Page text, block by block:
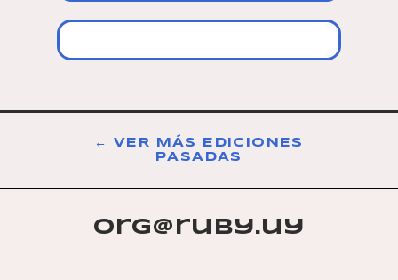
← VER MÁS EDICIONES
PASADAS
org@ruby.uy